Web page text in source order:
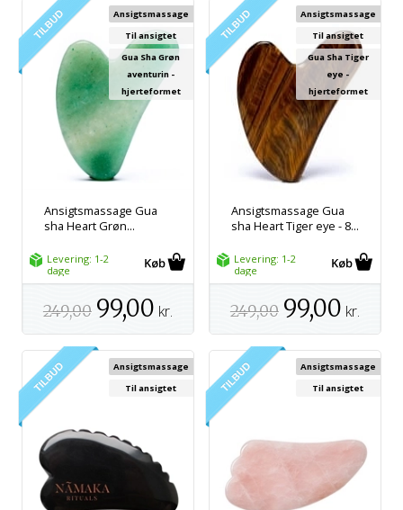
Ansigtsmassage Gua
sha Heart Grøn...
Ansigtsmassage
Til ansigtet
Gua Sha Grøn
aventurin -
hjerteformet
Levering: 1-2
dage
249,00 99,00 kr.
Ansigtsmassage Gua
sha Heart Tiger eye - 8...
Ansigtsmassage
Til ansigtet
Gua Sha Tiger
eye -
hjerteformet
Levering: 1-2
dage
249,00 99,00 kr.
Ansigtsmassage
Til ansigtet
Ansigtsmassage
Til ansigtet